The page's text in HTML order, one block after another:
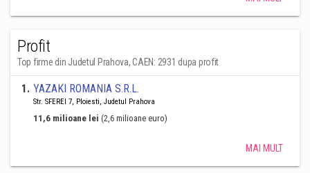
Profit
Top firme din Judetul Prahova, CAEN: 2931 dupa profit
1. YAZAKI ROMANIA S.R.L.
Str. SFEREI 7, Ploiesti, Judetul Prahova
11,6 milioane lei (2,6 milioane euro)
MAI MULT